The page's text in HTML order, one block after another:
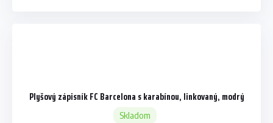
Plyšový zápisník FC Barcelona s karabínou, linkovaný, modrý
Skladom